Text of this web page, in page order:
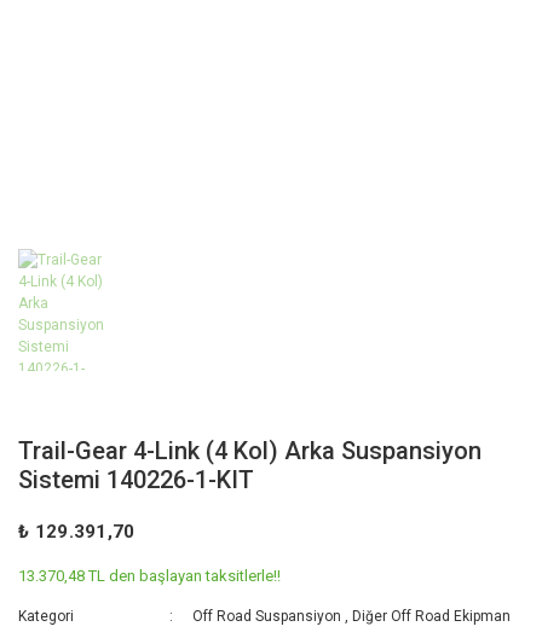
Trail-Gear 4-Link (4 Kol) Arka Suspansiyon
Sistemi 140226-1-KIT
₺ 129.391,70
13.370,48 TL den başlayan taksitlerle!!
Kategori Off Road Suspansiyon ,Diğer Off Road Ekipman